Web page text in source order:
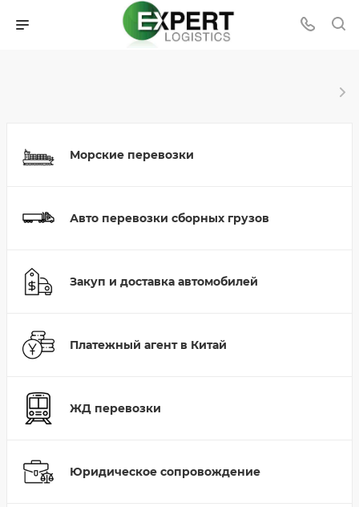
Морские перевозки
Авто перевозки сборных грузов
Закуп и доставка автомобилей
Платежный агент в Китай
ЖД перевозки
Юридическое сопровождение